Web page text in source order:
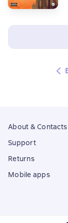
About & Contacts
Support
Returns
Mobile apps